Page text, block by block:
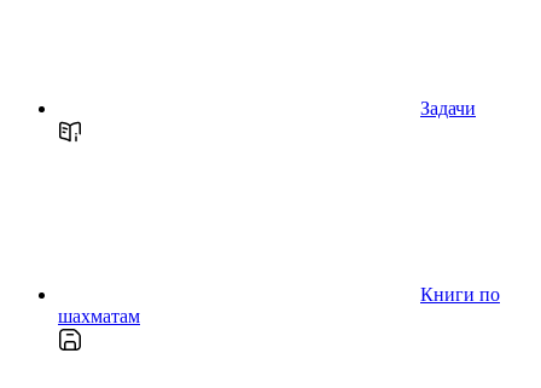
Задачи
Книги по
шахматам